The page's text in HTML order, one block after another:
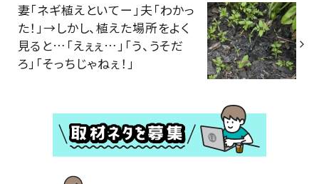
妻「ネギ植えといてー」夫「わかっ
た！」→しかし、植えた場所をよく
見ると…「えぇぇ…」「う、うそだ
ろ」「そっちじゃねぇ！」